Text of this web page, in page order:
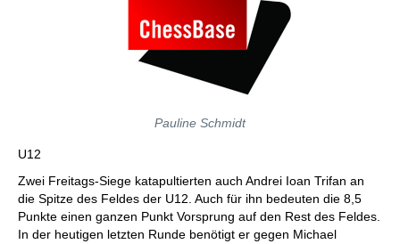
Pauline Schmidt
U12
Zwei Freitags-Siege katapultierten auch Andrei Ioan Trifan an
die Spitze des Feldes der U12. Auch für ihn bedeuten die 8,5
Punkte einen ganzen Punkt Vorsprung auf den Rest des Feldes.
In der heutigen letzten Runde benötigt er gegen Michael